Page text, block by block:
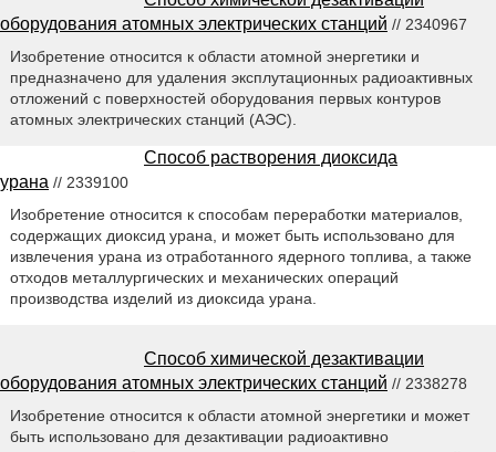
оборудования атомных электрических станций // 2340967
Изобретение относится к области атомной энергетики и
предназначено для удаления эксплутационных радиоактивных
отложений с поверхностей оборудования первых контуров
атомных электрических станций (АЭС).
Способ растворения диоксида
урана // 2339100
Изобретение относится к способам переработки материалов,
содержащих диоксид урана, и может быть использовано для
извлечения урана из отработанного ядерного топлива, а также
отходов металлургических и механических операций
производства изделий из диоксида урана.
Способ химической дезактивации
оборудования атомных электрических станций // 2338278
Изобретение относится к области атомной энергетики и может
быть использовано для дезактивации радиоактивно